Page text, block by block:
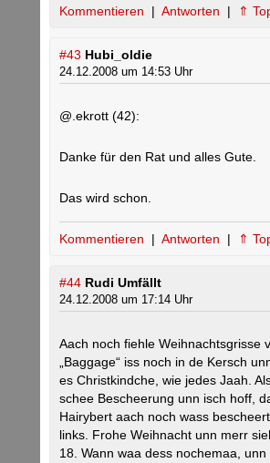
Kommentieren | Antworten | ⇑
#43 Hubi_oldie
24.12.2008 um 14:53 Uhr
@.ekrott (42):
Danke für den Rat und alles Gute.
Das wird schon.
Kommentieren | Antworten | ⇑
#44 Rudi Umfällt
24.12.2008 um 17:14 Uhr
Aach noch fiehle Weihnachtsgrisse
„Baggage“ iss noch in de Kersch
es Christkindche, wie jedes Jaah.
schee Bescheerung unn isch hoff,
Hairybert aach noch wass
links. Frohe Weihnacht unn merr
18. Wann waa dess nochemaa, unn